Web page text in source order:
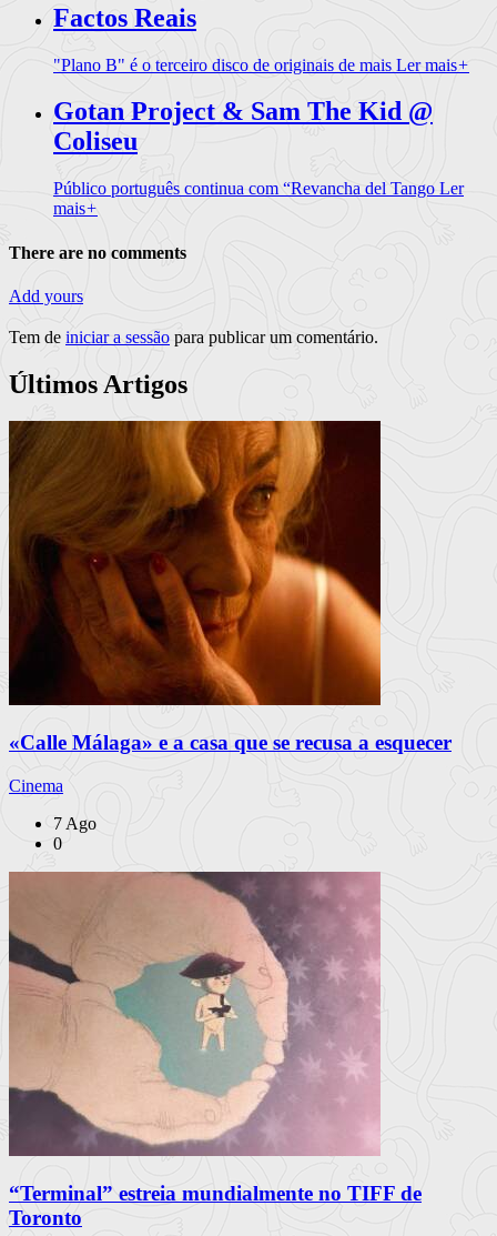
Factos Reais
"Plano B" é o terceiro disco de originais de mais Ler mais+
Gotan Project & Sam The Kid @
Coliseu
Público português continua com “Revancha del Tango Ler
mais+
There are no comments
Add yours
Tem de iniciar a sessão para publicar um comentário.
Últimos Artigos
«Calle Málaga» e a casa que se recusa a esquecer
Cinema
7 Ago
0
“Terminal” estreia mundialmente no TIFF de
Toronto
À escuta na Rua